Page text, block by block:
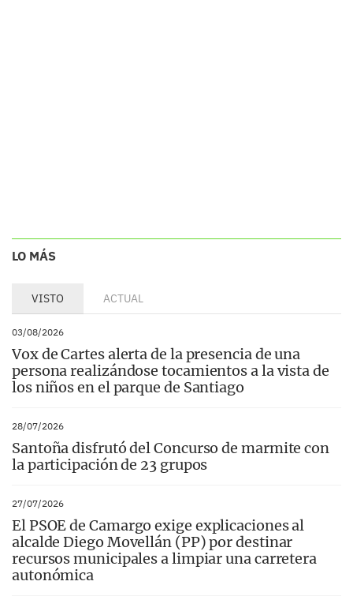
LO MÁS
VISTO ACTUAL
03/08/2026
Vox de Cartes alerta de la presencia de una
persona realizándose tocamientos a la vista de
los niños en el parque de Santiago
28/07/2026
Santoña disfrutó del Concurso de marmite con
la participación de 23 grupos
27/07/2026
El PSOE de Camargo exige explicaciones al
alcalde Diego Movellán (PP) por destinar
recursos municipales a limpiar una carretera
autonómica